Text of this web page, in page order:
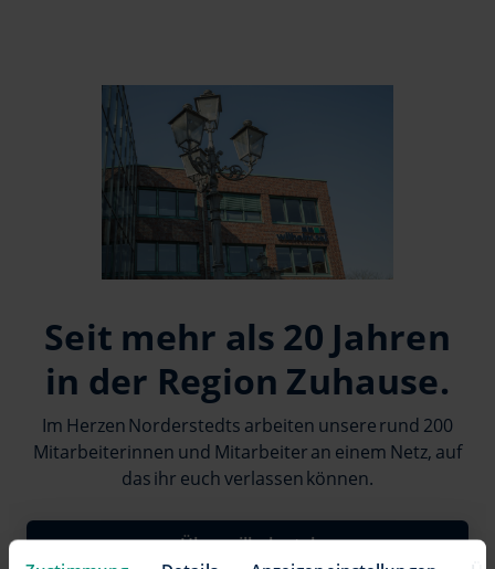
Seit mehr als 20 Jahren
in der Region Zuhause.
Im Herzen Norderstedts arbeiten unsere rund 200
Mitarbeiterinnen und Mitarbeiter an einem Netz, auf
das ihr euch verlassen können.
Über wilhelm.tel